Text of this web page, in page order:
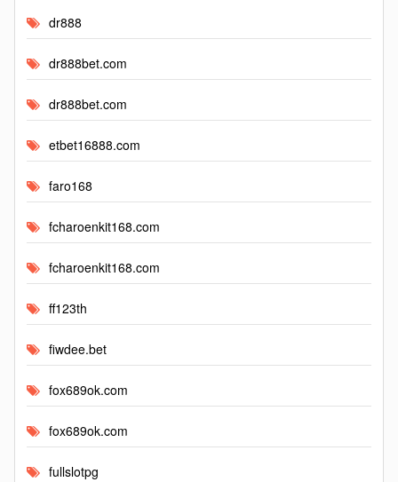
dr888
dr888bet.com
dr888bet.com
etbet16888.com
faro168
fcharoenkit168.com
fcharoenkit168.com
ff123th
fiwdee.bet
fox689ok.com
fox689ok.com
fullslotpg